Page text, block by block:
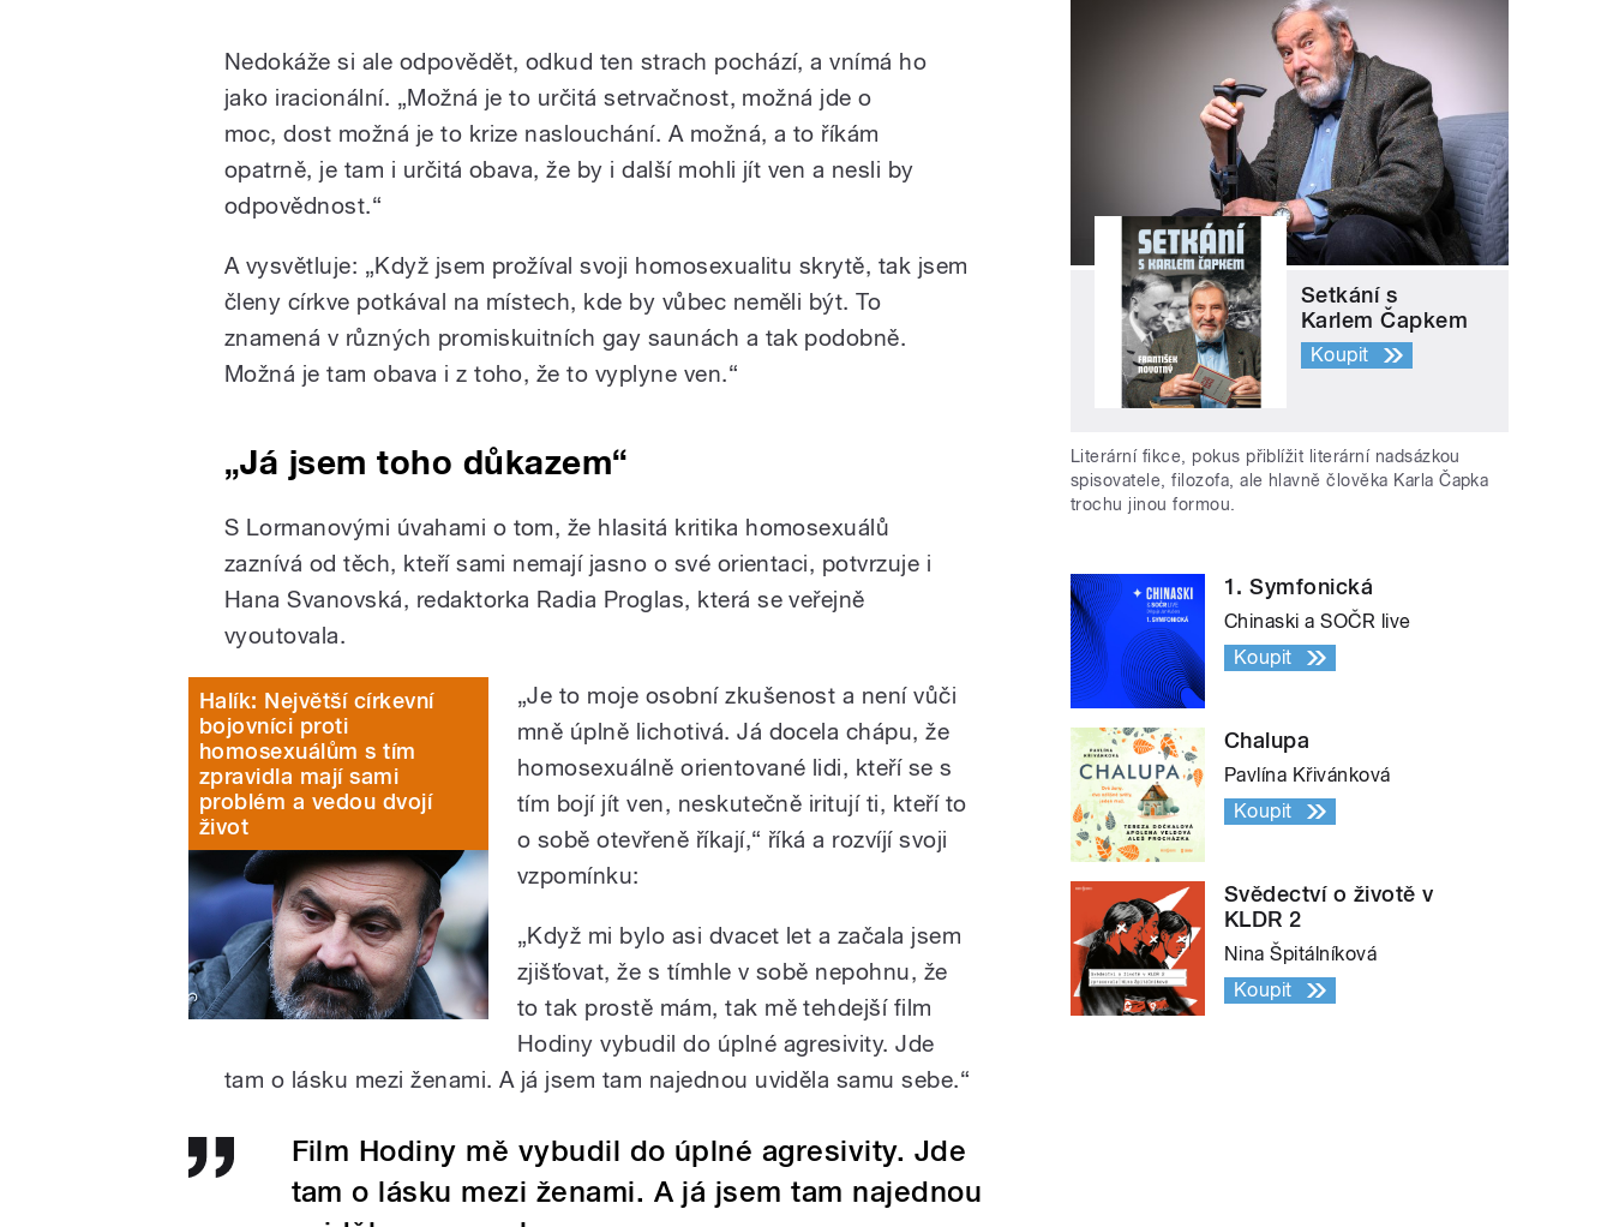
Nedokáže si ale odpovědět, odkud ten strach pochází, a vnímá ho
jako iracionální. „Možná je to určitá setrvačnost, možná jde o
moc, dost možná je to krize naslouchání. A možná, a to říkám
opatrně, je tam i určitá obava, že by i další mohli jít ven a nesli by
odpovědnost.“
A vysvětluje: „Když jsem prožíval svoji homosexualitu skrytě, tak jsem
členy církve potkával na místech, kde by vůbec neměli být. To
znamená v různých promiskuitních gay saunách a tak podobně.
Možná je tam obava i z toho, že to vyplyne ven.“
„Já jsem toho důkazem“
S Lormanovými úvahami o tom, že hlasitá kritika homosexuálů
zaznívá od těch, kteří sami nemají jasno o své orientaci, potvrzuje i
Hana Svanovská, redaktorka Radia Proglas, která se veřejně
vyoutovala.
Halík: Největší církevní
bojovníci proti
homosexuálům s tím
zpravidla mají sami
problém a vedou dvojí
život
„Je to moje osobní zkušenost a není vůči
mně úplně lichotivá. Já docela chápu, že
homosexuálně orientované lidi, kteří se s
tím bojí jít ven, neskutečně iritují ti, kteří to
o sobě otevřeně říkají,“ říká a rozvíjí svoji
vzpomínku:
„Když mi bylo asi dvacet let a začala jsem
zjišťovat, že s tímhle v sobě nepohnu, že
to tak prostě mám, tak mě tehdejší film
Hodiny vybudil do úplné agresivity. Jde
tam o lásku mezi ženami. A já jsem tam najednou uviděla samu sebe.“
Film Hodiny mě vybudil do úplné agresivity. Jde
tam o lásku mezi ženami. A já jsem tam najednou
Setkání s
Karlem Čapkem
Koupit
Literární fikce, pokus přiblížit literární nadsázkou
spisovatele, filozofa, ale hlavně člověka Karla Čapka
trochu jinou formou.
1. Symfonická
Chinaski a SOČR live
Koupit
Chalupa
Pavlína Křivánková
Koupit
Svědectví o životě v
KLDR 2
Nina Špitálníková
Koupit